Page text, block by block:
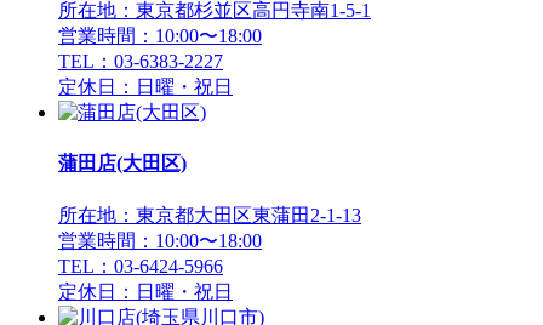
所在地：東京都杉並区高円寺南1-5-1
営業時間：10:00〜18:00
TEL：03-6383-2227
定休日：日曜・祝日
蒲田店(大田区)
所在地：東京都大田区東蒲田2-1-13
営業時間：10:00〜18:00
TEL：03-6424-5966
定休日：日曜・祝日